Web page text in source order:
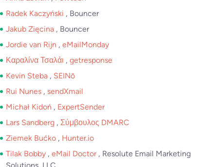
Radek Kaczyński , Bouncer
Jakub Zięcina , Bouncer
Jordie van Rijn , eMailMonday
Καραλίνα Τσαλάι , getresponse
Kevin Steba , SEINō
Rui Nunes , sendXmail
Michał Kidoń , ExpertSender
Lars Sandberg , Σύμβουλος DMARC
Ziemek Bućko , Hunter.io
Tilak Bobby , eMail Doctor , Resolute Email Marketing